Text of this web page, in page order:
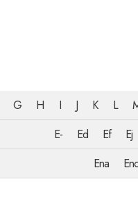
G H I J K L
E-
Ed Ef Ej
Ena